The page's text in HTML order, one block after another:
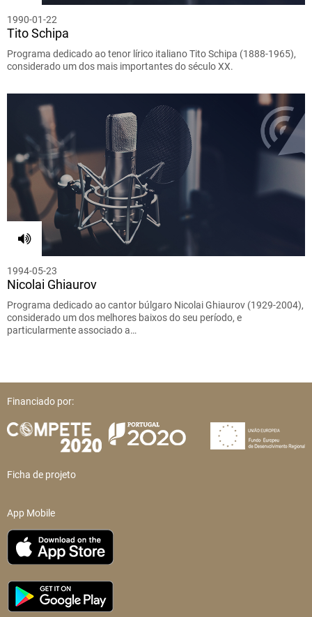
1990-01-22
Tito Schipa
Programa dedicado ao tenor lírico italiano Tito Schipa (1888-1965),
considerado um dos mais importantes do século XX.
1994-05-23
Nicolai Ghiaurov
Programa dedicado ao cantor búlgaro Nicolai Ghiaurov (1929-2004),
considerado um dos melhores baixos do seu período, e
particularmente associado a…
Financiado por:
Ficha de projeto
App Mobile